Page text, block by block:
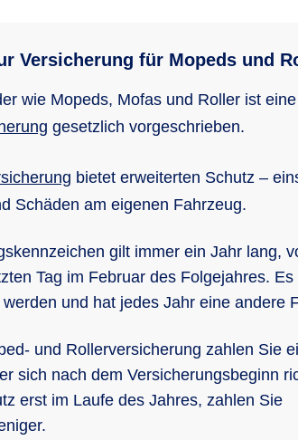
Versicherung für Mopeds und
wie Mopeds, Mofas und Roller ist eine
gesetzlich vorgeschrieben.
bie­tet er­wei­ter­ten Schutz –
Schä­den am ei­ge­nen Fahr­zeug.
gilt immer ein Jahr lang,
Tag im Februar des Folgejahres. Es
und hat jedes Jahr eine andere
und Rollerversicherung zahlen Sie
sich nach dem Versicherungsbeginn
erst im Laufe des Jahres, zahlen Sie